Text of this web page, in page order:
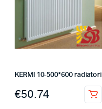
KERMI 10-500*600 radiatori
€50.74